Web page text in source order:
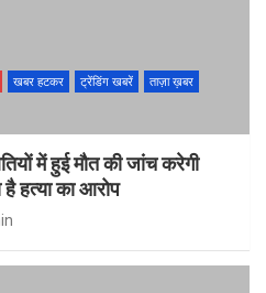
खबर हटकर ट्रेंडिंग खबरें
ताज़ा ख़बर
में हुई मौत की जांच करेगी
है हत्या का आरोप